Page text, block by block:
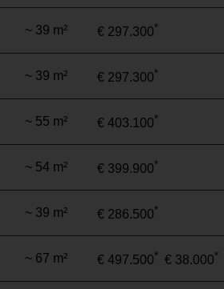
~ 39 m² € 297.300*
~ 39 m² € 297.300*
~ 55 m² € 403.100*
~ 54 m² € 399.900*
~ 39 m² € 286.500*
~ 67 m² € 497.500* € 38.000*